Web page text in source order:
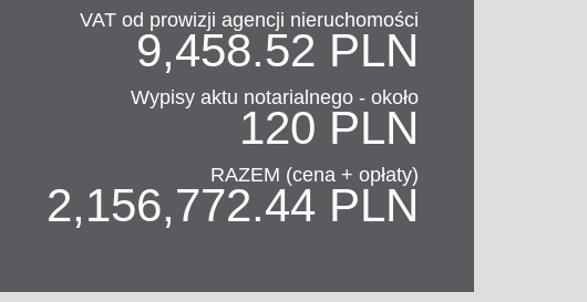
VAT od prowizji agencji nieruchomości
9,458.52 PLN
Wypisy aktu notarialnego - około
120 PLN
RAZEM (cena + opłaty)
2,156,772.44 PLN